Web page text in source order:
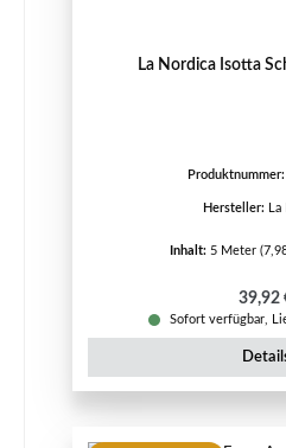
La Nordica Isotta
Produktnummer:
Hersteller: La
Inhalt: 5 Meter
39,92
Sofort verfügbar,